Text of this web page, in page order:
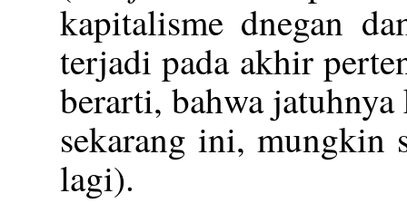
kapitalisme dnegan
terjadi pada akhir
berarti, bahwa
sekarang ini, mungkin
lagi).